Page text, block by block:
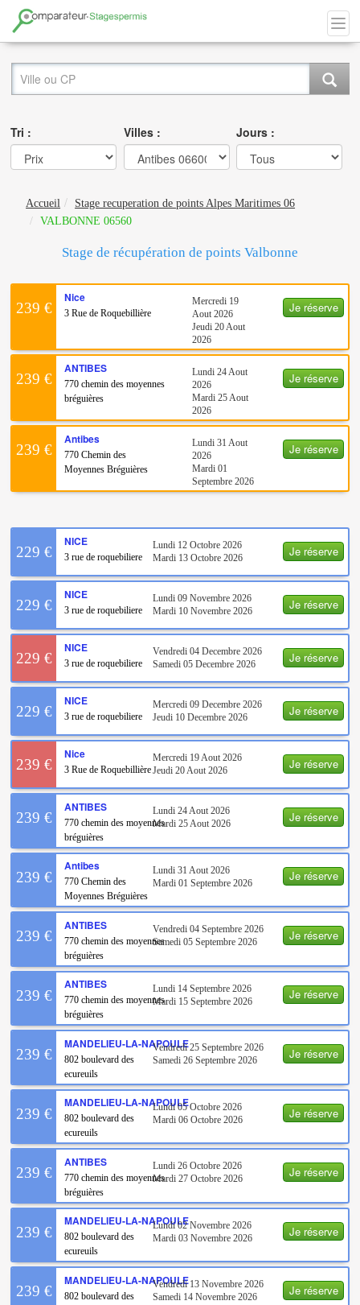
Tri : Villes : Jours :
Accueil
Stage recuperation de points Alpes Maritimes 06
VALBONNE 06560
Stage de récupération de points Valbonne
Je réserve
239 €
Nice
3 Rue de Roquebillière
Mercredi 19
Aout 2026
Jeudi 20 Aout
2026
Je réserve
239 €
ANTIBES
770 chemin des moyennes
bréguières
Lundi 24 Aout
2026
Mardi 25 Aout
2026
Je réserve
239 €
Antibes
770 Chemin des
Moyennes Bréguières
Lundi 31 Aout
2026
Mardi 01
Septembre 2026
Je réserve
229 €
NICE
3 rue de roquebiliere
Lundi 12 Octobre 2026
Mardi 13 Octobre 2026
Je réserve
229 €
NICE
3 rue de roquebiliere
Lundi 09 Novembre 2026
Mardi 10 Novembre 2026
Je réserve
229 €
NICE
3 rue de roquebiliere
Vendredi 04 Decembre 2026
Samedi 05 Decembre 2026
Je réserve
229 €
NICE
3 rue de roquebiliere
Mercredi 09 Decembre 2026
Jeudi 10 Decembre 2026
Je réserve
239 €
Nice
3 Rue de Roquebillière
Mercredi 19 Aout 2026
Jeudi 20 Aout 2026
Je réserve
239 €
ANTIBES
770 chemin des moyennes
bréguières
Lundi 24 Aout 2026
Mardi 25 Aout 2026
Je réserve
239 €
Antibes
770 Chemin des
Moyennes Bréguières
Lundi 31 Aout 2026
Mardi 01 Septembre 2026
Je réserve
239 €
ANTIBES
770 chemin des moyennes
bréguières
Vendredi 04 Septembre 2026
Samedi 05 Septembre 2026
Je réserve
239 €
ANTIBES
770 chemin des moyennes
bréguières
Lundi 14 Septembre 2026
Mardi 15 Septembre 2026
Je réserve
239 €
MANDELIEU-LA-NAPOULE
802 boulevard des
ecureuils
Vendredi 25 Septembre 2026
Samedi 26 Septembre 2026
Je réserve
239 €
MANDELIEU-LA-NAPOULE
802 boulevard des
ecureuils
Lundi 05 Octobre 2026
Mardi 06 Octobre 2026
Je réserve
239 €
ANTIBES
770 chemin des moyennes
bréguières
Lundi 26 Octobre 2026
Mardi 27 Octobre 2026
Je réserve
239 €
MANDELIEU-LA-NAPOULE
802 boulevard des
ecureuils
Lundi 02 Novembre 2026
Mardi 03 Novembre 2026
Je réserve
239 €
MANDELIEU-LA-NAPOULE
802 boulevard des
Vendredi 13 Novembre 2026
Samedi 14 Novembre 2026